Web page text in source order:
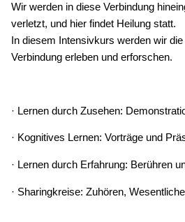
Wir werden in diese Verbindung
verletzt, und hier findet Heilung statt.
In diesem Intensivkurs werden wir
Verbindung erleben und erforschen.
· Lernen durch Zusehen:
· Kognitives Lernen: Vorträge und
· Lernen durch Erfahrung: Berühren
· Sharingkreise: Zuhören,